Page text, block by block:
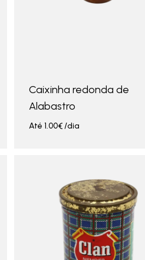
Caixinha redonda de
Alabastro
Até 1.00€/dia